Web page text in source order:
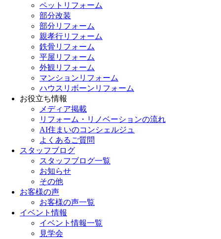
ペットリフォーム
部分改装
部分リフォーム
親孝行リフォーム
鉄骨リフォーム
平屋リフォーム
外観リフォーム
マンションリフォーム
ハウスリボーンリフォーム
お役立ち情報
メディア掲載
リフォーム・リノベーションの流れ
AI住まいのコンシェルジュ
よくあるご質問
スタッフブログ
スタッフブログ一覧
お知らせ
その他
お客様の声
お客様の声一覧
イベント情報
イベント情報一覧
見学会